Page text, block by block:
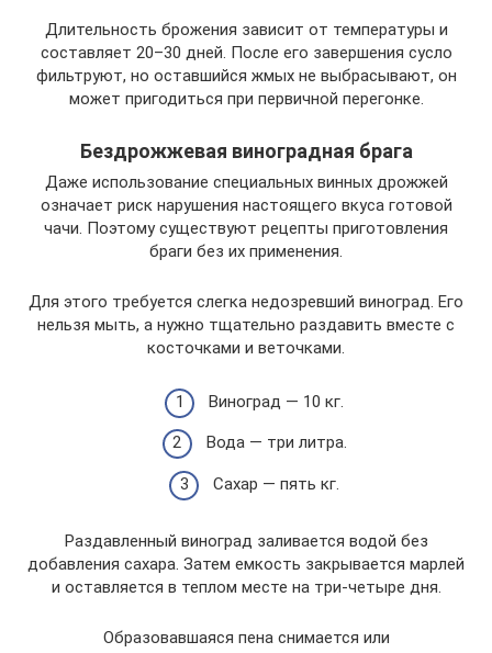
Длительность брожения зависит от температуры и
составляет 20–30 дней. После его завершения сусло
фильтруют, но оставшийся жмых не выбрасывают, он
может пригодиться при первичной перегонке.
Бездрожжевая виноградная брага
Даже использование специальных винных дрожжей
означает риск нарушения настоящего вкуса готовой
чачи. Поэтому существуют рецепты приготовления
браги без их применения.
Для этого требуется слегка недозревший виноград. Его
нельзя мыть, а нужно тщательно раздавить вместе с
косточками и веточками.
Виноград — 10 кг.
Вода — три литра.
Сахар — пять кг.
Раздавленный виноград заливается водой без
добавления сахара. Затем емкость закрывается марлей
и оставляется в теплом месте на три-четыре дня.
Образовавшаяся пена снимается или